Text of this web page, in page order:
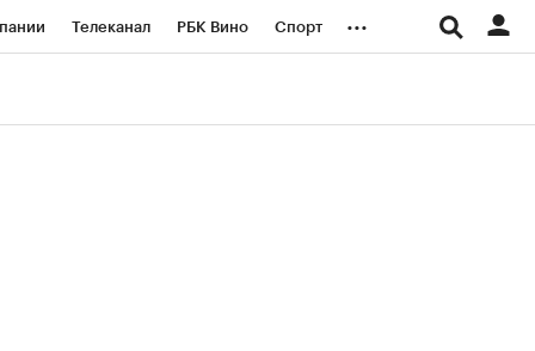
Телеканал РБК Вино Спорт ...